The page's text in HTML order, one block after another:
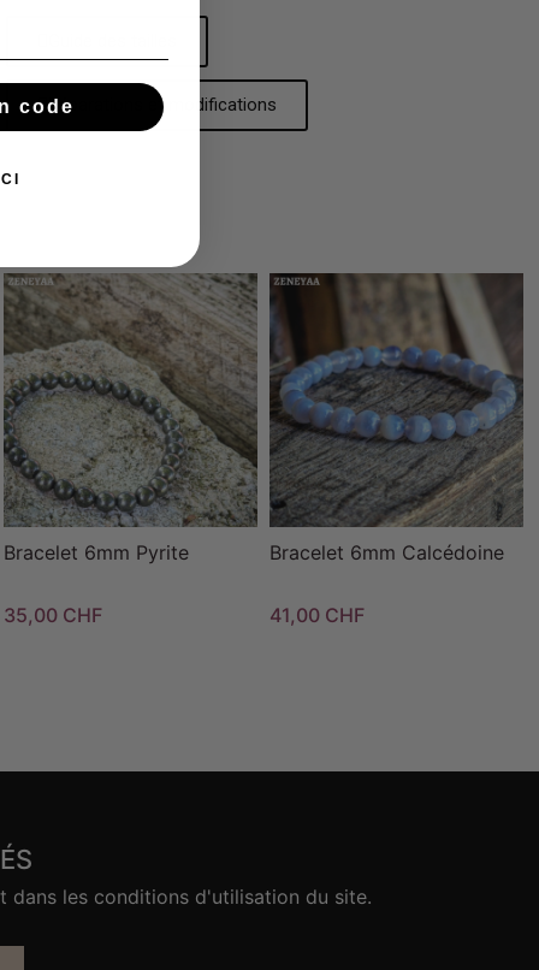
Réparations et modifications
Bracelet 6mm Pyrite
35,00 CHF
Bracelet 6mm Calcédoine
41,00 CHF
dans les conditions d'utilisation du site.
code